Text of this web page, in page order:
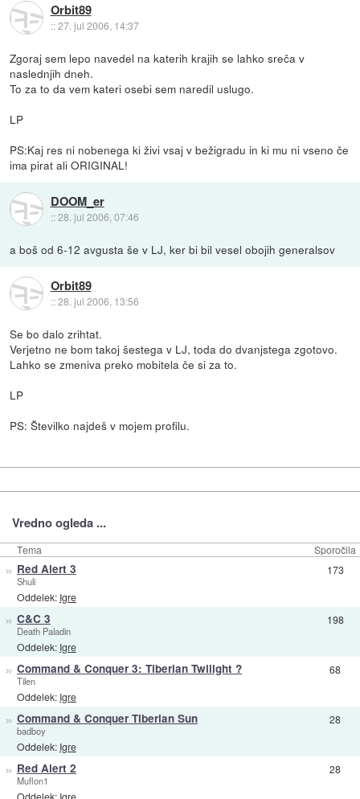
Orbit89
::27. jul 2006, 14:37
Zgoraj sem lepo navedel na katerih krajih se lahko sreča v
naslednjih dneh.
To za to da vem kateri osebi sem naredil uslugo.
LP
PS:Kaj res ni nobenega ki živi vsaj v bežigradu in ki mu ni vseno če
ima pirat ali ORIGINAL!
DOOM_er
::28. jul 2006, 07:46
a boš od 6-12 avgusta še v LJ, ker bi bil vesel obojih generalsov
Orbit89
::28. jul 2006, 13:56
Se bo dalo zrihtat.
Verjetno ne bom takoj šestega v LJ, toda do dvanjstega zgotovo.
Lahko se zmeniva preko mobitela če si za to.
LP
PS: Številko najdeš v mojem profilu.
Vredno ogleda ...
Tema Sporočila
» Red Alert 3
Shuli
Oddelek: Igre
173
» C&C 3
Death Paladin
Oddelek: Igre
198
» Command & Conquer 3: Tiberian Twilight ?
Tilen
Oddelek: Igre
68
» Command & Conquer Tiberian Sun
badboy
Oddelek: Igre
28
» Red Alert 2
Muflon1
Oddelek: Igre
28